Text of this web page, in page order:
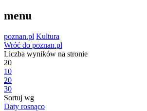
menu
poznan.pl Kultura
Wróć do poznan.pl
Liczba wyników na stronie
20
10
20
30
Sortuj wg
Daty rosnąco